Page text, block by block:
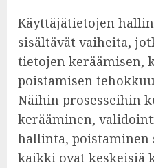
Käyttäjätietojen
sisältävät vaiheita,
tietojen keräämisen,
poistamisen
Näihin prosesseihin
kerääminen,
hallinta,
kaikki ovat keskeisiä